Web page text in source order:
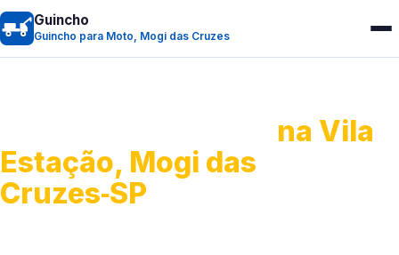
Guincho
Guincho para Moto, Mogi das Cruzes
na Vila
Estação, Mogi das
Cruzes‑SP